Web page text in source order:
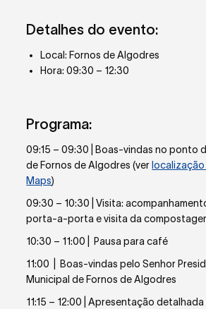
Detalhes do evento:
Local: Fornos de Algodres
Hora: 09:30 – 12:30
Programa:
09:15 – 09:30 | Boas-vindas no ponto
de Fornos de Algodres (ver
Maps)
09:30 – 10:30 |Visita:
porta-a-porta e visita da
10:30 – 11:00 |
Pausa para café
11:00 |
Boas-vindas pelo Senhor
Municipal de Fornos de Algodres
11:15 – 12:00 | Apresentação